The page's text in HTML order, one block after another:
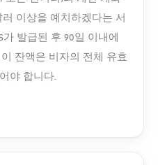
이상을 예치하겠다는 서
가 발급된 후 90일 이내에
잔액은 비자의 전체 유효
야 합니다.